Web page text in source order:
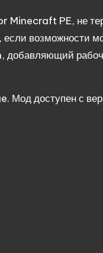
Minecraft PE, не
если возможности
, добавляющий
. Мод доступен с